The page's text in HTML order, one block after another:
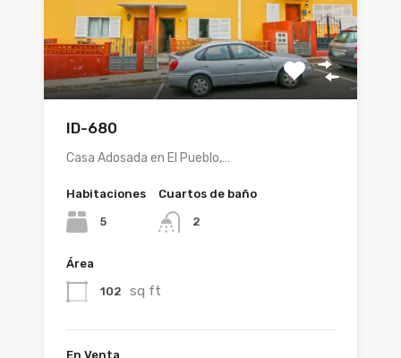
ID-680
Casa Adosada en El Pueblo,…
Habitaciones
5
Cuartos de baño
2
Área
102 sq ft
En Venta